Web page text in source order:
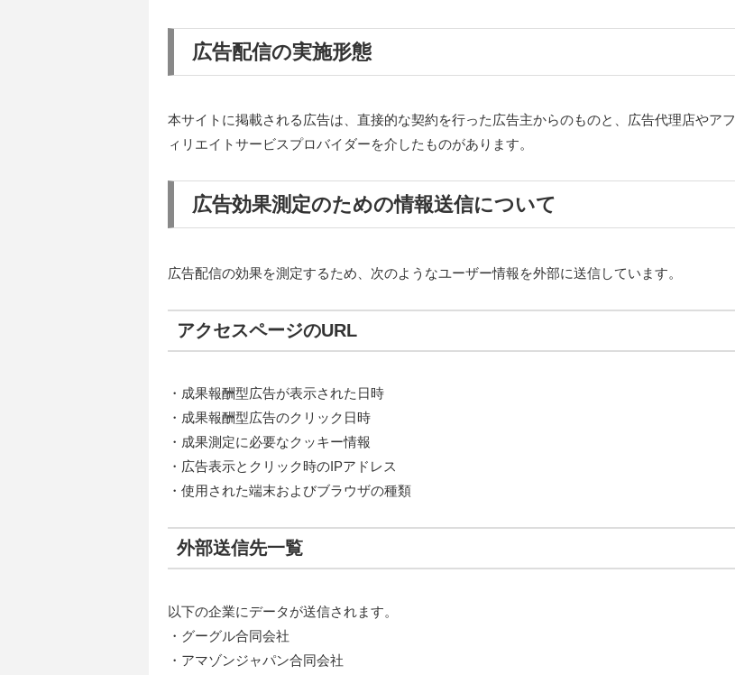
広告配信の実施形態
本サイトに掲載される広告は、直接的な契約を行った広告主からのものと、広告代理店やアフ
ィリエイトサービスプロバイダーを介したものがあります。
広告効果測定のための情報送信について
広告配信の効果を測定するため、次のようなユーザー情報を外部に送信しています。
アクセスページのURL
・成果報酬型広告が表示された日時
・成果報酬型広告のクリック日時
・成果測定に必要なクッキー情報
・広告表示とクリック時のIPアドレス
・使用された端末およびブラウザの種類
外部送信先一覧
以下の企業にデータが送信されます。
・グーグル合同会社
・アマゾンジャパン合同会社